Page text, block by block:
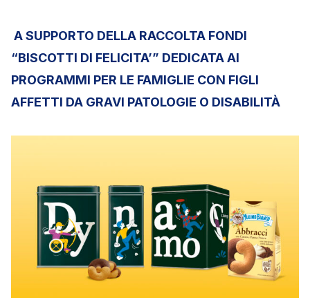
A SUPPORTO DELLA RACCOLTA FONDI
“BISCOTTI DI FELICITA’” DEDICATA AI
PROGRAMMI PER LE FAMIGLIE CON FIGLI
AFFETTI DA GRAVI PATOLOGIE O DISABILITÀ